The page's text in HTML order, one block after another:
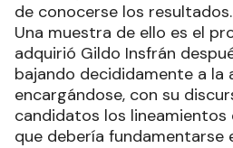
de conocerse los resultados.
Una muestra de ello es el
adquirió Gildo Insfrán
bajando decididamente a la
encargándose, con su
candidatos los lineamientos
que debería fundamentarse